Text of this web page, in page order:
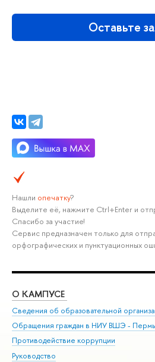
Оставьте
Нашли опечатку?
Выделите её, нажмите Ctrl+Enter и
Спасибо за участие!
Сервис предназначен только для
орфографических и пунктуационных
О КАМПУСЕ
Сведения об образовательной
Обращения граждан в НИУ ВШЭ - Пермь
Противодействие коррупции
Руководство